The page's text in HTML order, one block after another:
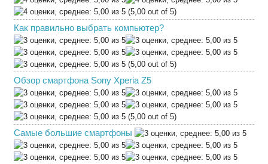
(5,00 out of 5)
Как правильно выбрать компьютер?
(5,00 out of 5)
Обзор смартфона Sony Xperia Z5
(5,00 out of 5)
Самые большие смартфоны